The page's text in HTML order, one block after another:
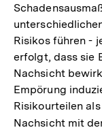
Risikos führen -
erfolgt, dass sie
Nachsicht
Empörung
Risikourteilen
Nachsicht mit